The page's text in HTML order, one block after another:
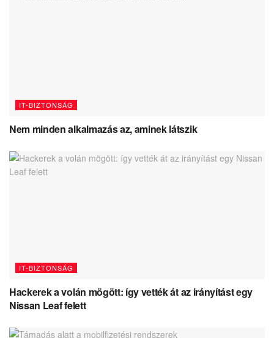
IT-BIZTONSÁG
Nem minden alkalmazás az, aminek látszik
IT-BIZTONSÁG
Hackerek a volán mögött: így vették át az irányítást egy
Nissan Leaf felett